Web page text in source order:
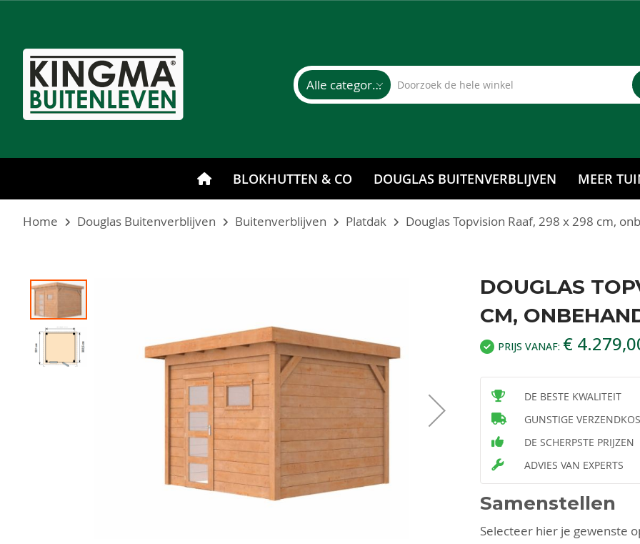
Alle categorieën
BLOKHUTTEN & CO DOUGLAS BUITENVERBLIJVEN MEER
Home Douglas Buitenverblijven Buitenverblijven Platdak Douglas Topvision Raaf, 298 x 298 cm,
Ga
naar
het
einde
van
de
DOUGLAS
CM,
PRIJS VANAF: €
DE BESTE KWALITEIT
GUNSTIGE
DE SCHERPSTE PRIJZEN
ADVIES VAN EXPERTS
Samenstellen
Selecteer hier je gewenste